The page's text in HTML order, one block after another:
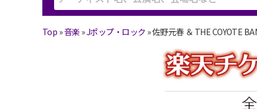
Top »音楽 »Jポップ・ロック »佐野元春 ＆ THE COYOTE